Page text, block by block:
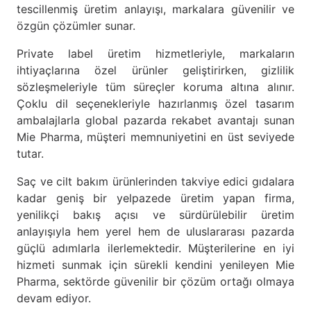
tescillenmiş üretim anlayışı, markalara güvenilir ve
özgün çözümler sunar.
Private label üretim hizmetleriyle, markaların
ihtiyaçlarına özel ürünler geliştirirken, gizlilik
sözleşmeleriyle tüm süreçler koruma altına alınır.
Çoklu dil seçenekleriyle hazırlanmış özel tasarım
ambalajlarla global pazarda rekabet avantajı sunan
Mie Pharma, müşteri memnuniyetini en üst seviyede
tutar.
Saç ve cilt bakım ürünlerinden takviye edici gıdalara
kadar geniş bir yelpazede üretim yapan firma,
yenilikçi bakış açısı ve sürdürülebilir üretim
anlayışıyla hem yerel hem de uluslararası pazarda
güçlü adımlarla ilerlemektedir. Müşterilerine en iyi
hizmeti sunmak için sürekli kendini yenileyen Mie
Pharma, sektörde güvenilir bir çözüm ortağı olmaya
devam ediyor.